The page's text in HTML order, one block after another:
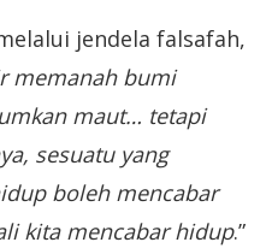
jendela falsafah,
memanah bumi
maut… tetapi
sesuatu yang
boleh mencabar
kita mencabar hidup.”